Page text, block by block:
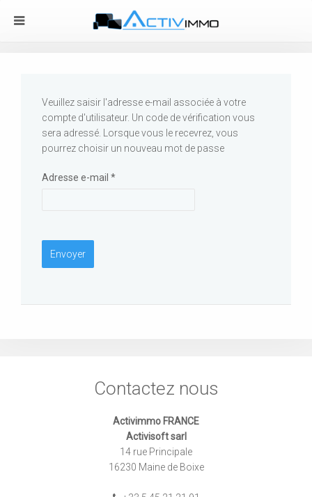
Veuillez saisir l'adresse e-mail associée à votre
compte d'utilisateur. Un code de vérification vous
sera adressé. Lorsque vous le recevrez, vous
pourrez choisir un nouveau mot de passe
Adresse e-mail *
Envoyer
Contactez nous
Activimmo FRANCE
Activisoft sarl
14 rue Principale
16230 Maine de Boixe